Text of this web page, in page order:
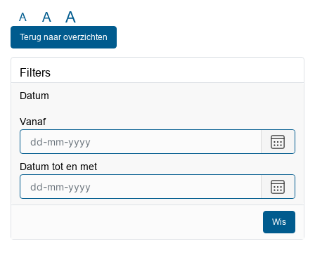
A A A
Terug naar overzichten
Filters
Datum
vanaf
een
vanaf
Datum tot en met
een
datum
tot
en
Wis